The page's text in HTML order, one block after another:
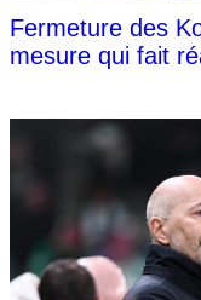
Fermeture des
mesure qui fait